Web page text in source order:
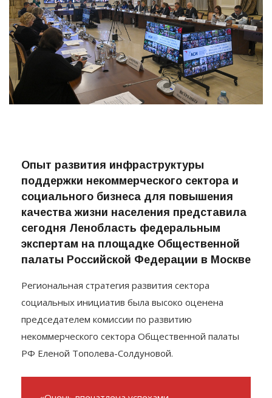
Опыт развития инфраструктуры
поддержки некоммерческого сектора и
социального бизнеса для повышения
качества жизни населения представила
сегодня Ленобласть федеральным
палаты Российской Федерации в Москве
Региональная стратегия развития сектора
социальных инициатив была высоко оценена
председателем комиссии по развитию
некоммерческого сектора Общественной палаты
РФ Еленой Тополева-Солдуновой.